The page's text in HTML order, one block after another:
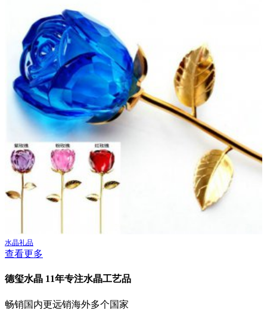
水晶礼品
查看更多
德玺水晶 11年专注水晶工艺品
畅销国内更远销海外多个国家